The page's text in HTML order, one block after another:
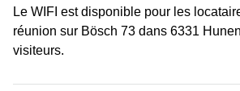
Le WIFI est disponible pour les
réunion sur Bösch 73 dans 6331
visiteurs.